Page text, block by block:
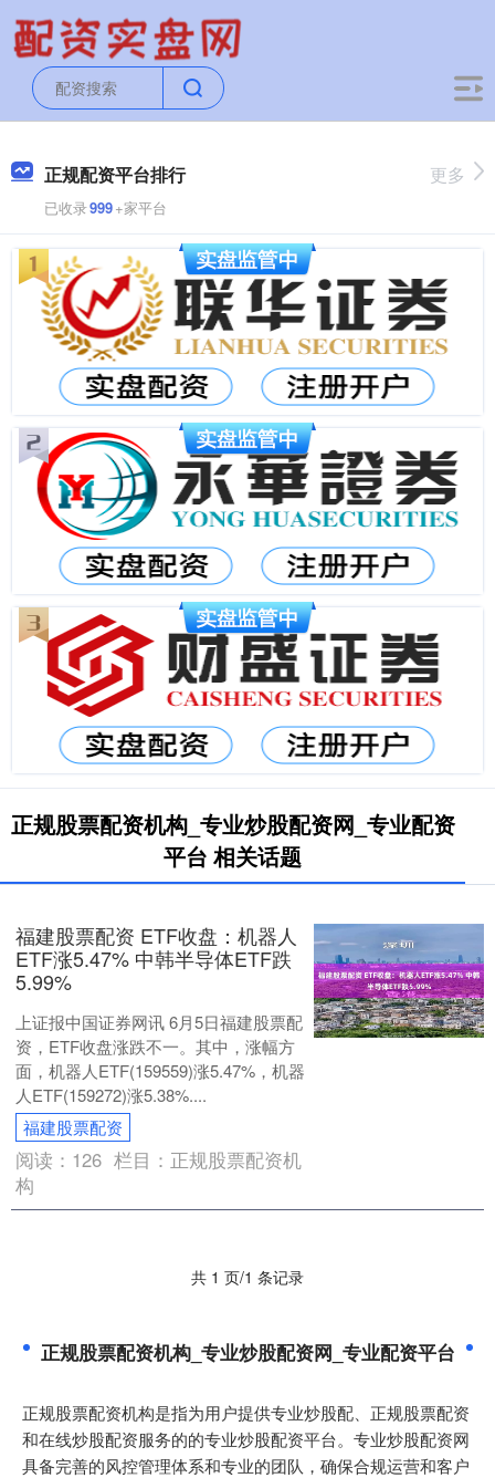
正规配资平台排行
已收录999+家平台
更多
正规股票配资机构_专业炒股配资网_专业配资
平台 相关话题
福建股票配资 ETF收盘：机器人
ETF涨5.47% 中韩半导体ETF跌
5.99%
上证报中国证券网讯 6月5日福建股票配
资，ETF收盘涨跌不一。其中，涨幅方
面，机器人ETF(159559)涨5.47%，机器
人ETF(159272)涨5.38%....
福建股票配资
阅读： 126 栏目： 正规股票配资机
构
共 1 页/1 条记录
正规股票配资机构_专业炒股配资网_专业配资平台
正规股票配资机构是指为用户提供专业炒股配、正规股票配资
和在线炒股配资服务的的专业炒股配资平台。专业炒股配资网
具备完善的风控管理体系和专业的团队，确保合规运营和客户